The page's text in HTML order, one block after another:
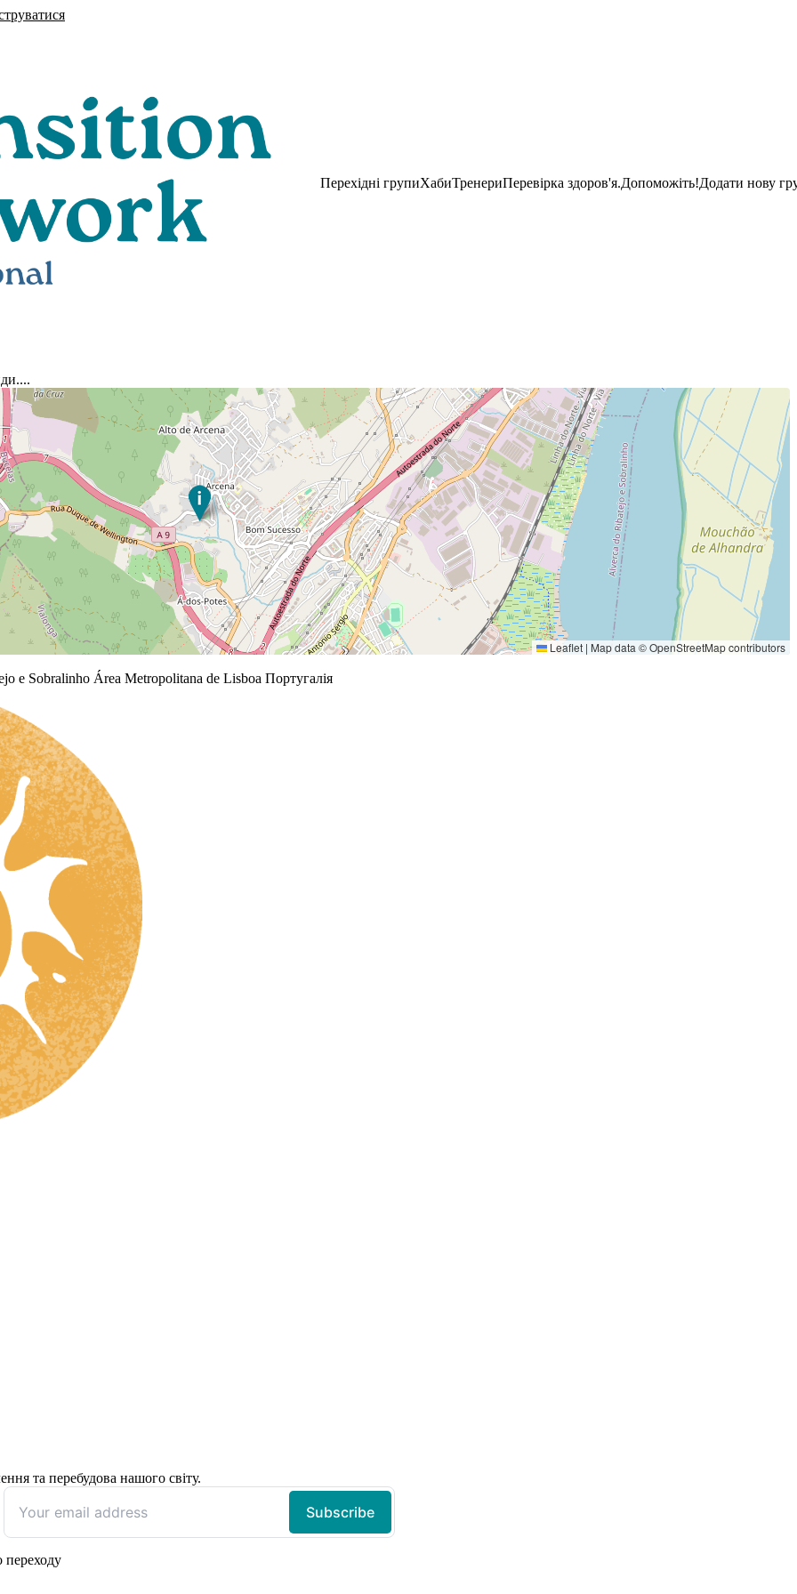
Перехідні групиХабиТренериПеревірка здоров'я.Допоможіть!Додати нову
Leaflet | Map data ©OpenStreetMapcontributors
e Sobralinho Área Metropolitana de Lisboa Португалія
та перебудова нашого світу.